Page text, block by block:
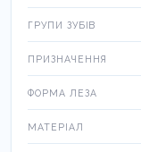
ГРУПИ ЗУБІВ
ПРИЗНАЧЕННЯ
ФОРМА ЛЕЗА
МАТЕРІАЛ